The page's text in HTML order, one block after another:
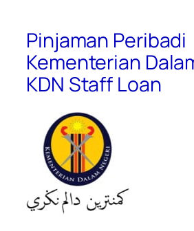
Pinjaman Peribadi
Kementerian
KDN Staff Loan